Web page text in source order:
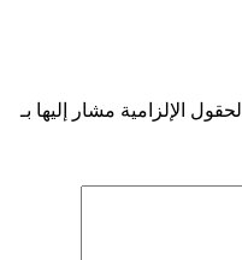
الحقول الإلزامية مشار إليها بـ